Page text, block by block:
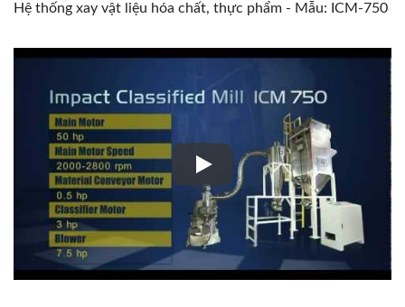
Hệ thống xay vật liệu hóa chất, thực phẩm - Mẫu: ICM-750
Hệ thống xay vật liệu hóa